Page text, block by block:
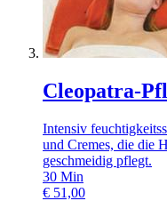
Cleopatra-
Intensiv
und Cremes, die die
geschmeidig pflegt.
30 Min
€ 51,00